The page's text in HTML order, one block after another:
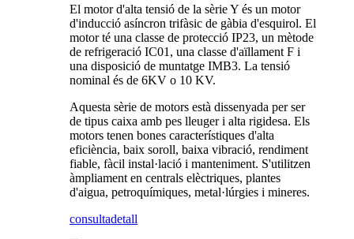
El motor d'alta tensió de la sèrie Y és un motor
d'inducció asíncron trifàsic de gàbia d'esquirol. El
motor té una classe de protecció IP23, un mètode
de refrigeració IC01, una classe d'aïllament F i
una disposició de muntatge IMB3. La tensió
nominal és de 6KV o 10 KV.
Aquesta sèrie de motors està dissenyada per ser
de tipus caixa amb pes lleuger i alta rigidesa. Els
motors tenen bones característiques d'alta
eficiència, baix soroll, baixa vibració, rendiment
fiable, fàcil instal·lació i manteniment. S'utilitzen
àmpliament en centrals elèctriques, plantes
d'aigua, petroquímiques, metal·lúrgies i mineres.
consultadetall